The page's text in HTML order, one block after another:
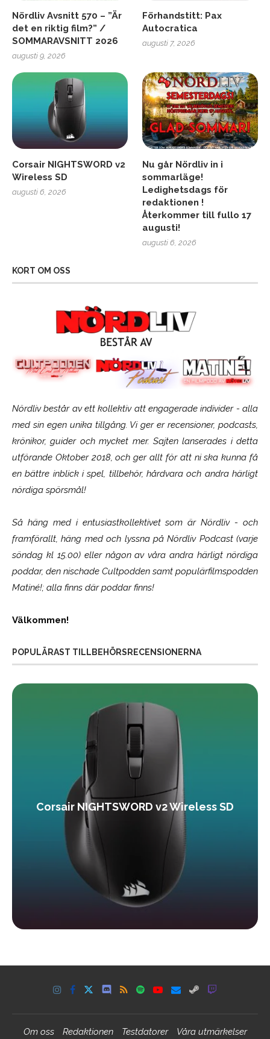
Nördliv Avsnitt 570 – ”Är
det en riktig film?” /
SOMMARAVSNITT 2026
augusti 9, 2026
Förhandstitt: Pax
Autocratica
augusti 7, 2026
Corsair NIGHTSWORD v2
Wireless SD
augusti 6, 2026
Nu går Nördliv in i
sommarläge!
Ledighetsdags för
redaktionen !
Återkommer till fullo 17
augusti!
augusti 6, 2026
KORT OM OSS
Nördliv består av ett kollektiv att engagerade individer - alla
med sin egen unika tillgång. Vi ger er recensioner, podcasts,
krönikor, guider och mycket mer. Sajten lanserades i detta
utförande Oktober 2018, och ger allt för att ni ska kunna få
en bättre inblick i spel, tillbehör, hårdvara och andra härligt
nördiga spörsmål!
Så häng med i entusiastkollektivet som ärNördliv- och
framförallt, häng med och lyssna på Nördliv Podcast (varje
söndag kl 15.00) eller någon av våra andra härligt nördiga
poddar, den nischade Cultpodden samt populärfilmspodden
Matiné!; alla finns där poddar finns!
Välkommen!
POPULÄRAST TILLBEHÖRSRECENSIONERNA
Corsair NIGHTSWORD v2 Wireless SD
Om oss Redaktionen Testdatorer Våra utmärkelser